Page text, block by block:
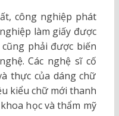
công nghiệp phát
làm giấy được
phải được biến
Các nghệ sĩ cố
thực của dáng chữ
kiểu chữ mới thanh
học và thẩm mỹ